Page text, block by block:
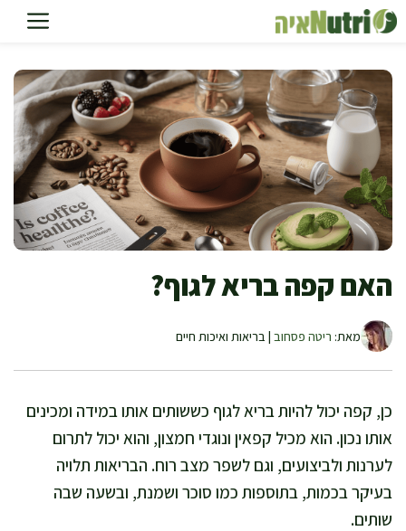
לדלג
לתוכן
האם קפה בריא לגוף?
מאת: ריטה פסחוב | בריאות ואיכות חיים
כן, קפה יכול להיות בריא לגוף כששותים אותו במידה ומכינים
אותו נכון. הוא מכיל קפאין ונוגדי חמצון, והוא יכול לתרום
לערנות ולביצועים, וגם לשפר מצב רוח. הבריאות תלויה
בעיקר בכמות, בתוספות כמו סוכר ושמנת, ובשעה שבה
שותים.